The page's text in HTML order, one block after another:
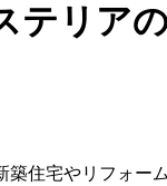
テリア
住宅やリフォー